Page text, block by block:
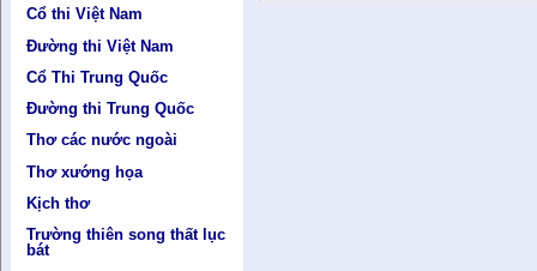
Cổ thi Việt Nam
Đường thi Việt Nam
Cổ Thi Trung Quốc
Đường thi Trung Quốc
Thơ các nước ngoài
Thơ xướng họa
Kịch thơ
Trường thiên song thất lục
bát